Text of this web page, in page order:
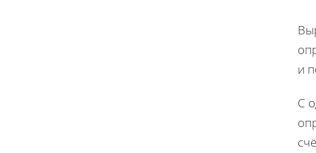
и
С